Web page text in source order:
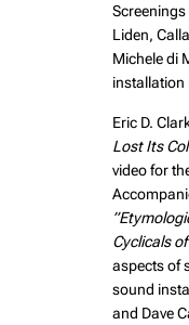
Liden,
Michele di
installation
Eric D.
Lost Its
video for
Cyclicals
aspects of
sound
and Dave